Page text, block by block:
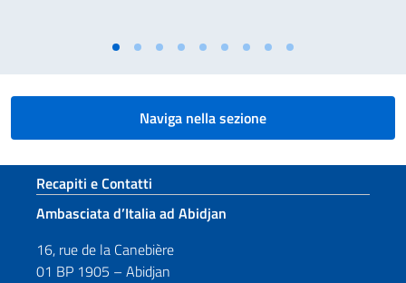
Naviga nella sezione
Sezione footer
Recapiti e Contatti
Ambasciata d’Italia ad Abidjan
16, rue de la Canebière
01 BP 1905 – Abidjan